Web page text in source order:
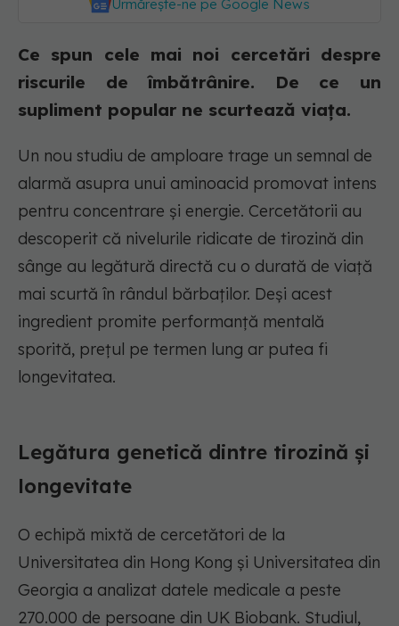
Urmărește-ne pe Google News
Ce spun cele mai noi cercetări despre
riscurile de îmbătrânire. De ce un
supliment popular ne scurtează viața.
Un nou studiu de amploare trage un semnal de
alarmă asupra unui aminoacid promovat intens
pentru concentrare și energie. Cercetătorii au
descoperit că nivelurile ridicate de tirozină din
sânge au legătură directă cu o durată de viață
mai scurtă în rândul bărbaților. Deși acest
ingredient promite performanță mentală
sporită, prețul pe termen lung ar putea fi
longevitatea.
Legătura genetică dintre tirozină și
longevitate
O echipă mixtă de cercetători de la
Universitatea din Hong Kong și Universitatea din
Georgia a analizat datele medicale a peste
270.000 de persoane din UK Biobank. Studiul,